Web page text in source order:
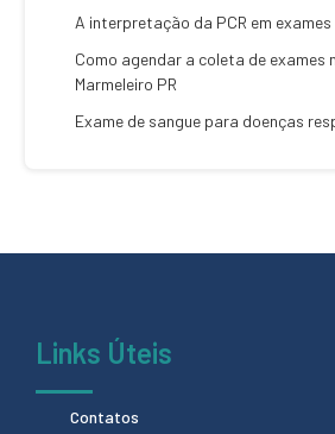
A interpretação da PCR em
Como agendar a coleta de exames
Marmeleiro PR
Exame de sangue para doenças
Links Úteis
Contatos